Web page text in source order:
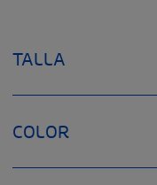
TALLA
COLOR